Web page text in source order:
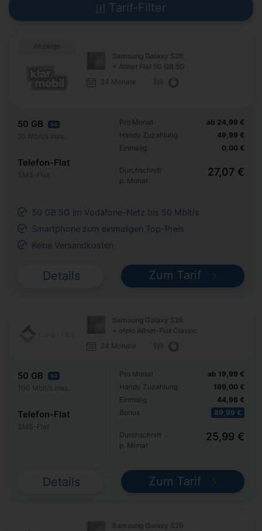
Tarif-Filter
Anzeige
Samsung Galaxy S26
+ Allnet Flat 50 GB 5G
24 Monate
50 GB 5G
50 Mbit/s max.
Telefon-Flat
SMS-Flat
Pro Monat
Handy Zuzahlung
Einmalig
ab 24,99 €
49,99 €
0,00 €
Durchschnitt
p. Monat
27,07 €
50 GB 5G im Vodafone-Netz bis 50 Mbit/s
Smartphone zum einmaligen Top-Preis
Keine Versandkosten
Details Zum Tarif
Samsung Galaxy S26
+ otelo Allnet-Flat Classic
24 Monate
50 GB 5G
100 Mbit/s max.
Telefon-Flat
SMS-Flat
Pro Monat
Handy Zuzahlung
Einmalig
Bonus
ab 19,99 €
189,00 €
44,98 €
89,99 €
Durchschnitt
p. Monat
25,99 €
Details Zum Tarif
Samsung Galaxy S26